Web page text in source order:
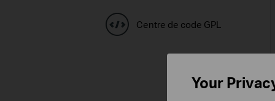
Centre de code GPL
Your